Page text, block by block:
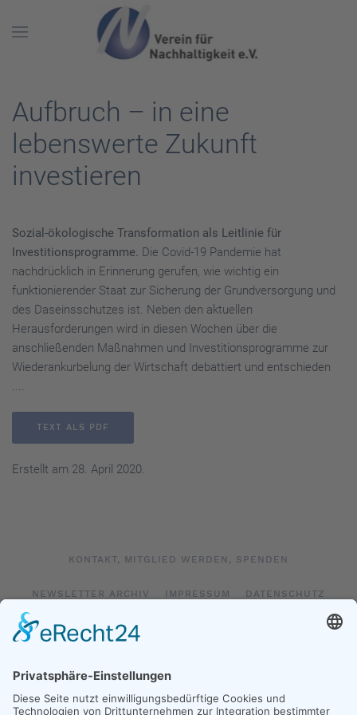
Skip to main content
Aufbruch – in eine
lebenswerte Zukunft
investieren
Sozial-ökologische Transformation als Leitlinie für
Investitionsprogramme. Die Covid-19 Pandemie hat
nachdrücklich in Erinnerung gerufen, wie wichtig ein
funktionierender Staat zur Sicherung der Grundversorgung und
des Daseinsschutzes ist. Neben den aktuellen
Herausforderungen wird in diesen Wochen über die
anschließenden Maßnahmen und Investitionsprogramme zur
Wiederankurbelung der Wirtschaft debattiert und entschieden
....
TEXT ALS PDF
Erstellt am 28. April 2020.
KONTAKT, MITGLIED WERDEN, SPENDEN
NEWSLETTER ARCHIV IMPRESSUM DATENSCHUTZ
LOGIN IMPRESSUM SOCIAL MEDIA